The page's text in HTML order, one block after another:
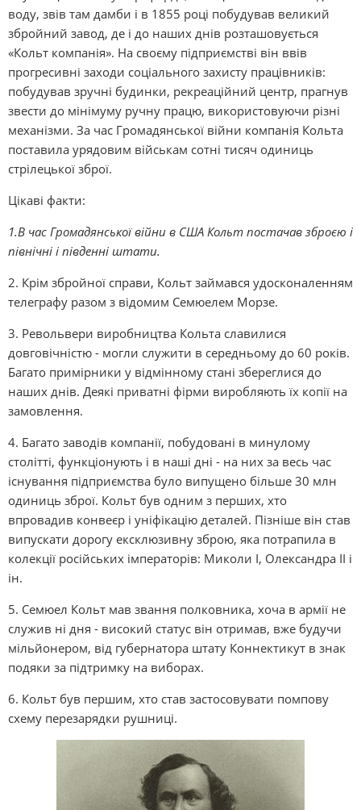
воду, звів там дамби і в 1855 році побудував великий
збройний завод, де і до наших днів розташовується
«Кольт компанія». На своєму підприємстві він ввів
прогресивні заходи соціального захисту працівників:
побудував зручні будинки, рекреаційний центр, прагнув
звести до мінімуму ручну працю, використовуючи різні
механізми. За час Громадянської війни компанія Кольта
поставила урядовим військам сотні тисяч одиниць
стрілецької зброї.
Цікаві факти:
1.В час Громадянської війни в США Кольт постачав зброєю і
північні і південні штати.
2. Крім збройної справи, Кольт займався удосконаленням
телеграфу разом з відомим Семюелем Морзе.
3. Револьвери виробництва Кольта славилися
довговічністю - могли служити в середньому до 60 років.
Багато примірники у відмінному стані збереглися до
наших днів. Деякі приватні фірми виробляють їх копії на
замовлення.
4. Багато заводів компанії, побудовані в минулому
столітті, функціонують і в наші дні - на них за весь час
існування підприємства було випущено більше 30 млн
одиниць зброї. Кольт був одним з перших, хто
впровадив конвеєр і уніфікацію деталей. Пізніше він став
випускати дорогу ексклюзивну зброю, яка потрапила в
колекції російських імператорів: Миколи I, Олександра II і
ін.
5. Семюел Кольт мав звання полковника, хоча в армії не
служив ні дня - високий статус він отримав, вже будучи
мільйонером, від губернатора штату Коннектикут в знак
подяки за підтримку на виборах.
6. Кольт був першим, хто став застосовувати помпову
схему перезарядки рушниці.